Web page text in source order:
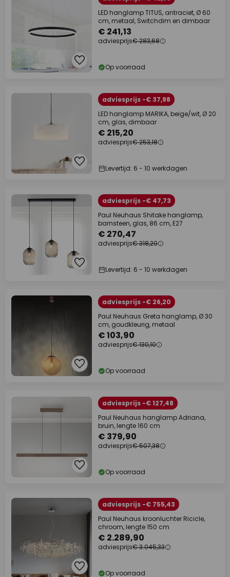
LED hanglamp TITUS, antraciet, Ø 60
cm, metaal, Switchdim en dimbaar
€ 241,13
adviesprijs€ 283,68
Op voorraad
adviesprijs -€ 37,98
LED hanglamp MARIKA, beige/wit, Ø 20
cm, glas, dimbaar
€ 215,20
adviesprijs€ 253,18
Levertijd: 6 - 10 werkdagen
adviesprijs -€ 47,73
Paul Neuhaus Shitake hanglamp,
barnsteen, glas, 86 cm, E27
€ 270,47
adviesprijs€ 318,20
Levertijd: 6 - 10 werkdagen
adviesprijs -€ 26,20
Paul Neuhaus Greta hanglamp, Ø 30
cm, goudkleurig, metaal
€ 103,90
adviesprijs€ 130,10
Op voorraad
adviesprijs -€ 127,48
Paul Neuhaus hanglamp Adriana,
bruin, lengte 160 cm
€ 379,90
adviesprijs€ 507,38
Op voorraad
adviesprijs -€ 755,43
Paul Neuhaus kroonluchter Ricicle,
chroom, lengte 150 cm
€ 2.289,90
adviesprijs€ 3.045,33
Op voorraad